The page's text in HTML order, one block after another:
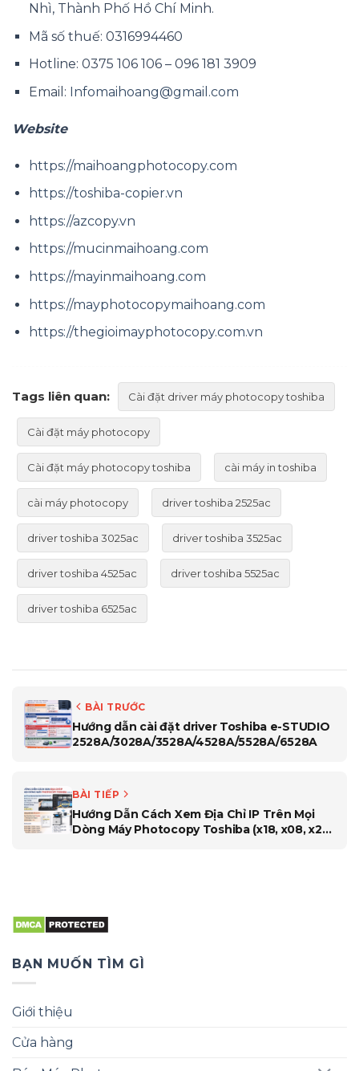
Nhì, Thành Phố Hồ Chí Minh.
Mã số thuế: 0316994460
Hotline: 0375 106 106 – 096 181 3909
Email: Infomaihoang@gmail.com
Website
https://maihoangphotocopy.com
https://toshiba-copier.vn
https://azcopy.vn
https://mucinmaihoang.com
https://mayinmaihoang.com
https://mayphotocopymaihoang.com
https://thegioimayphotocopy.com.vn
Tags liên quan: Cài đặt driver máy photocopy toshiba
Cài đặt máy photocopy
Cài đặt máy photocopy toshiba cài máy in toshiba
cài máy photocopy driver toshiba 2525ac
driver toshiba 3025ac driver toshiba 3525ac
driver toshiba 4525ac driver toshiba 5525ac
driver toshiba 6525ac
BÀI TRƯỚC
Hướng dẫn cài đặt driver Toshiba e-STUDIO
2528A/3028A/3528A/4528A/5528A/6528A
BÀI TIẾP
Hướng Dẫn Cách Xem Địa Chỉ IP Trên Mọi
Dòng Máy Photocopy Toshiba (x18, x08, x28,
BẠN MUỐN TÌM GÌ
Giới thiệu
Cửa hàng